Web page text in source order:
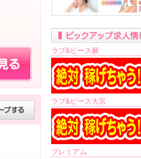
ラブ&ピース蕨
ラブ&ピース大宮
プレミアム